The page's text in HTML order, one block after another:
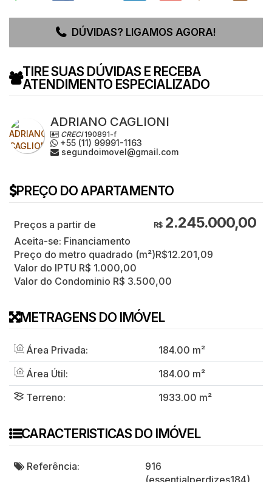
DÚVIDAS? LIGAMOS AGORA!
TIRE SUAS DÚVIDAS E RECEBA
ATENDIMENTO ESPECIALIZADO
ADRIANO CAGLIONI
CRECI190891-f
+55 (11) 99991-1163
segundoimovel@gmail.com
PREÇO DO APARTAMENTO
R$2.245.000,00
Aceita-se: Financiamento
Preço do metro quadrado (m²)R$12.201,09
Valor do IPTU R$ 1.000,00
Valor do Condominio R$ 3.500,00
METRAGENS DO IMÓVEL
Área Privada: 184.00 m²
Área Útil:
184.00 m²
Terreno:
1933.00 m²
CARACTERISTICAS DO IMÓVEL
Referência:
916